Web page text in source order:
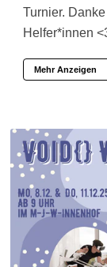
Turnier.
Helfer*innen
Mehr Anzeigen